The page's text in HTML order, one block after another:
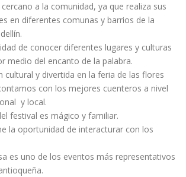
a la comunidad, ya que realiza sus
en diferentes comunas y barrios de la
de conocer diferentes lugares y culturas
medio del encanto de la palabra.
cultural y divertida en la feria de las flores
con los mejores cuenteros a nivel
y local.
festival es mágico y familiar.
la oportunidad de interacturar con los
es uno de los eventos más representativos